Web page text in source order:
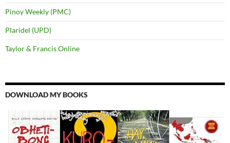
Pinoy Weekly (PMC)
Plaridel (UPD)
Taylor & Francis Online
DOWNLOAD MY BOOKS